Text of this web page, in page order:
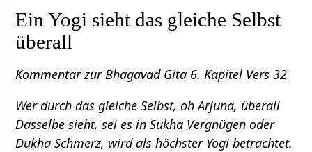
Ein Yogi sieht das gleiche Selbst
überall
Kommentar zur Bhagavad Gita 6. Kapitel Vers 32
Wer durch das gleiche Selbst, oh Arjuna, überall
Dasselbe sieht, sei es in Sukha Vergnügen oder
Dukha Schmerz, wird als höchster Yogi betrachtet.